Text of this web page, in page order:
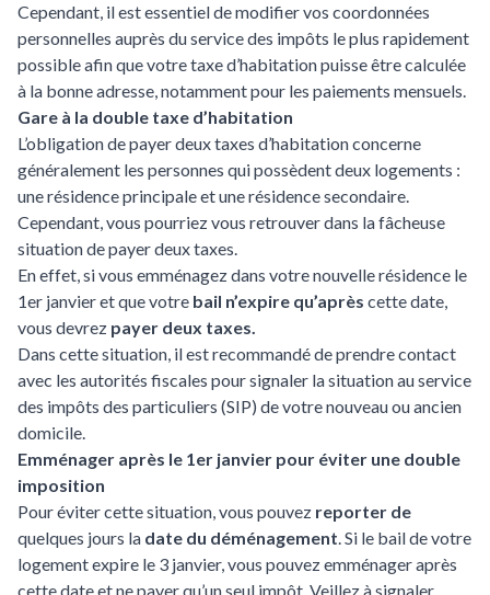
Cependant, il est essentiel de modifier vos coordonnées
personnelles auprès du service des impôts le plus rapidement
possible afin que votre taxe d’habitation puisse être calculée
à la bonne adresse, notamment pour les paiements mensuels.
Gare à la double taxe d’habitation
L’obligation de payer deux taxes d’habitation concerne
généralement les personnes qui possèdent deux logements :
une résidence principale et une résidence secondaire.
Cependant, vous pourriez vous retrouver dans la fâcheuse
situation de payer deux taxes.
En effet, si vous emménagez dans votre nouvelle résidence le
1er janvier et que votre bail n’expire qu’après cette date,
vous devrez payer deux taxes.
Dans cette situation, il est recommandé de prendre contact
avec les autorités fiscales pour signaler la situation au service
des impôts des particuliers (SIP) de votre nouveau ou ancien
domicile.
Emménager après le 1er janvier pour éviter une double
imposition
Pour éviter cette situation, vous pouvez reporter de
quelques jours la date du déménagement. Si le bail de votre
logement expire le 3 janvier, vous pouvez emménager après
cette date et ne payer qu’un seul impôt. Veillez à signaler